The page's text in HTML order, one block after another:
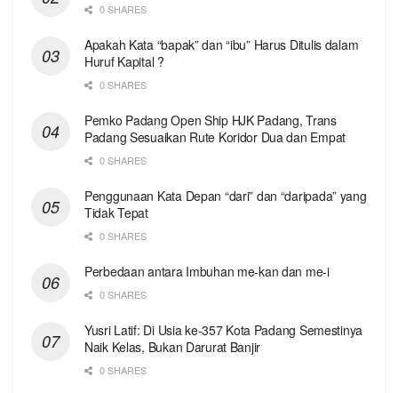
0 SHARES
Apakah Kata “bapak” dan “ibu” Harus Ditulis dalam
Huruf Kapital ?
0 SHARES
Pemko Padang Open Ship HJK Padang, Trans
Padang Sesuaikan Rute Koridor Dua dan Empat
0 SHARES
Penggunaan Kata Depan “dari” dan “daripada” yang
Tidak Tepat
0 SHARES
Perbedaan antara Imbuhan me-kan dan me-i
0 SHARES
Yusri Latif: Di Usia ke-357 Kota Padang Semestinya
Naik Kelas, Bukan Darurat Banjir
0 SHARES